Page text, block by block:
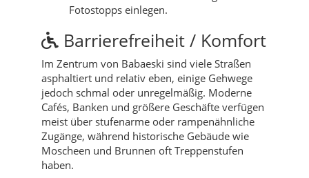
Fotostopps einlegen.
Barrierefreiheit / Komfort
Im Zentrum von Babaeski sind viele Straßen
asphaltiert und relativ eben, einige Gehwege
jedoch schmal oder unregelmäßig. Moderne
Cafés, Banken und größere Geschäfte verfügen
meist über stufenarme oder rampenähnliche
Zugänge, während historische Gebäude wie
Moscheen und Brunnen oft Treppenstufen
haben.